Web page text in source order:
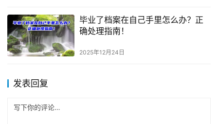
毕业了档案在自己手里怎么办？正
确处理指南！
2025年12月24日
发表回复